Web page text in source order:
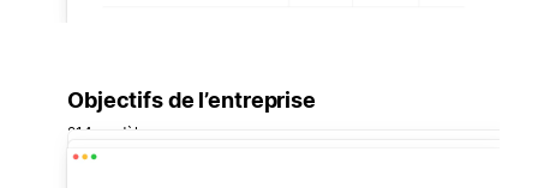
Objectifs de l’entreprise
214 modèles